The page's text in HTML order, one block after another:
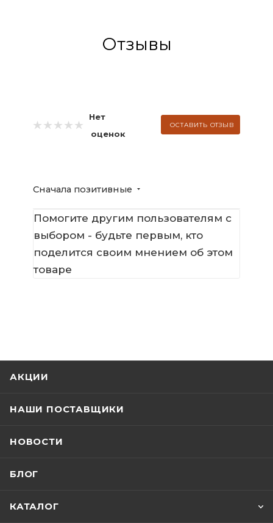
Отзывы
Нет
оценок
ОСТАВИТЬ ОТЗЫВ
Сначала позитивные
Помогите другим пользователям с
выбором - будьте первым, кто
поделится своим мнением об этом
товаре
АКЦИИ
НАШИ ПОСТАВЩИКИ
НОВОСТИ
БЛОГ
КАТАЛОГ